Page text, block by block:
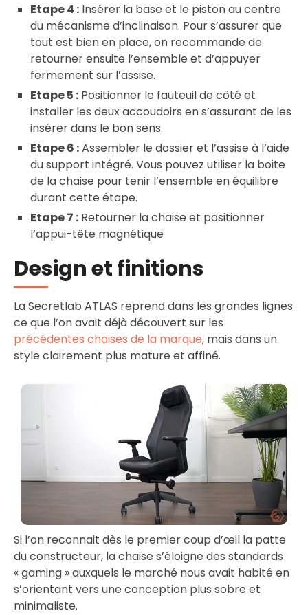
Etape 4 : Insérer la base et le piston au centre
du mécanisme d’inclinaison. Pour s’assurer que
tout est bien en place, on recommande de
retourner ensuite l’ensemble et d’appuyer
fermement sur l’assise.
Etape 5 : Positionner le fauteuil de côté et
installer les deux accoudoirs en s’assurant de les
insérer dans le bon sens.
Etape 6 :Assembler le dossier et l’assise à l’aide
du support intégré. Vous pouvez utiliser la boite
de la chaise pour tenir l’ensemble en équilibre
durant cette étape.
Etape 7 : Retourner la chaise et positionner
l’appui-tête magnétique
Design et finitions
La Secretlab ATLAS reprend dans les grandes lignes
ce que l’on avait déjà découvert sur les
précédentes chaises de la marque, mais dans un
style clairement plus mature et affiné.
Si l’on reconnait dès le premier coup d’œil la patte
du constructeur, la chaise s’éloigne des standards
« gaming » auxquels le marché nous avait habité en
s’orientant vers une conception plus sobre et
minimaliste.